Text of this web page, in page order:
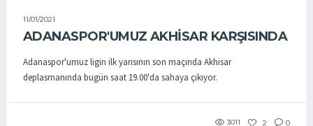
11/01/2021
ADANASPOR'UMUZ AKHİSAR KARŞISINDA
Adanaspor'umuz ligin ilk yarısının son maçında Akhisar
deplasmanında bugün saat 19.00'da sahaya çıkıyor.
3011 2 0